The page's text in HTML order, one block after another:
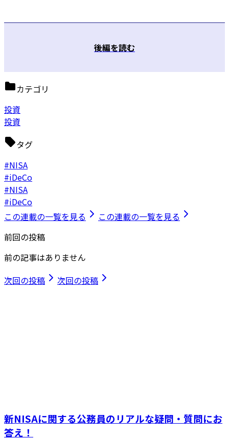
後編を読む
カテゴリ
投資
投資
タグ
#NISA
#iDeCo
#NISA
#iDeCo
この連載の一覧を見る
この連載の一覧を見る
前回の投稿
前の記事はありません
次回の投稿
次回の投稿
新NISAに関する公務員のリアルな疑問・質問にお
答え！